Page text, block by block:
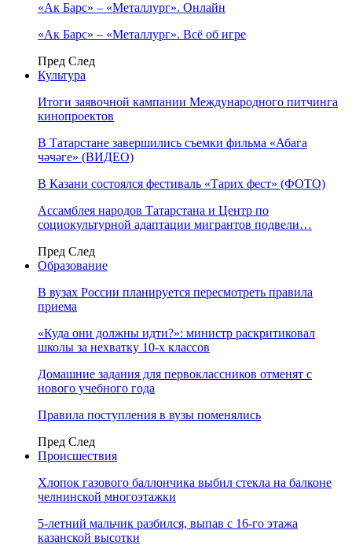
«Ак Барс» – «Металлург». Онлайн
«Ак Барс» – «Металлург». Всё об игре
Пред След
Культура
Итоги заявочной кампании Международного питчинга
кинопроектов
В Татарстане завершились съемки фильма «Абага
чәчәге» (ВИДЕО)
В Казани состоялся фестиваль «Тарих фест» (ФОТО)
Ассамблея народов Татарстана и Центр по
социокультурной адаптации мигрантов подвели…
Пред След
Образование
В вузах России планируется пересмотреть правила
приема
«Куда они должны идти?»: министр раскритиковал
школы за нехватку 10-х классов
Домашние задания для первоклассников отменят с
нового учебного года
Правила поступления в вузы поменялись
Пред След
Происшествия
Хлопок газового баллончика выбил стекла на балконе
челнинской многоэтажки
5-летний мальчик разбился, выпав с 16-го этажа
казанской высотки